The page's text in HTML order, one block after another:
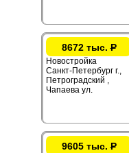
8672 тыс.Р
Новостройка
Санкт-Петербург г.,
Петроградский ,
Чапаева ул.
9605 тыс.Р